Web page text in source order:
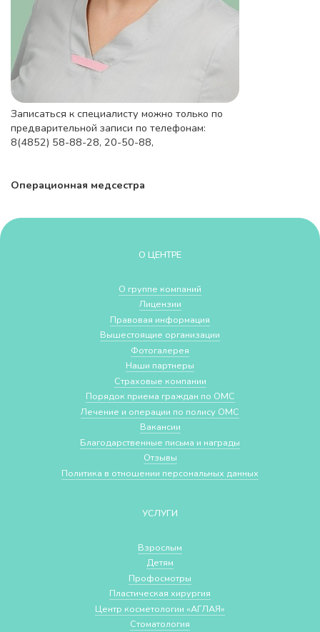
Записаться к специалисту можно только по
предварительной записи по телефонам:
8(4852) 58-88-28, 20-50-88,
Операционная медсестра
О ЦЕНТРЕ
О группе компаний
Лицензии
Правовая информация
Вышестоящие организации
Фотогалерея
Наши партнеры
Страховые компании
Порядок приема граждан по ОМС
Лечение и операции по полису ОМС
Вакансии
Благодарственные письма и награды
Отзывы
Политика в отношении персональных данных
УСЛУГИ
Взрослым
Детям
Профосмотры
Пластическая хирургия
Центр косметологии «АГЛАЯ»
Стоматология